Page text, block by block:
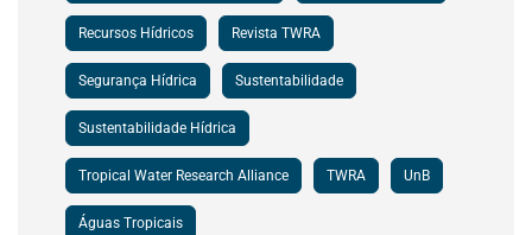
Recursos Hídricos Revista TWRA
Segurança Hídrica Sustentabilidade
Sustentabilidade Hídrica
Tropical Water Research Alliance TWRA UnB
Águas Tropicais